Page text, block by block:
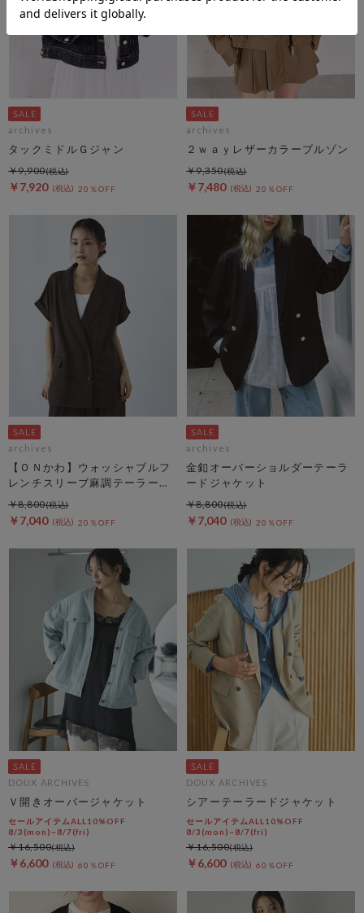
archives
タックミドルＧジャン
￥7,920 20％OFF
￥9,900
archives
２ｗａｙレザーカラーブルゾン
￥7,480 20％OFF
￥9,350
archives
【ＯＮかわ】ウォッシャブルフ
レンチスリーブ麻調テーラード
ＪＫ
￥7,040 20％OFF
￥8,800
archives
金釦オーバーショルダーテーラ
ードジャケット
￥7,040 20％OFF
￥8,800
DOUX ARCHIVES
Ｖ開きオーバージャケット
セールアイテムALL10%OFF
8/3(mon)~8/7(fri)
￥6,600 60％OFF
￥16,500
DOUX ARCHIVES
シアーテーラードジャケット
セールアイテムALL10%OFF
8/3(mon)~8/7(fri)
￥6,600 60％OFF
￥16,500